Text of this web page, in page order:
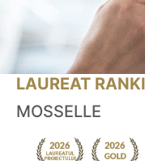
LAUREAT
MOSSELLE